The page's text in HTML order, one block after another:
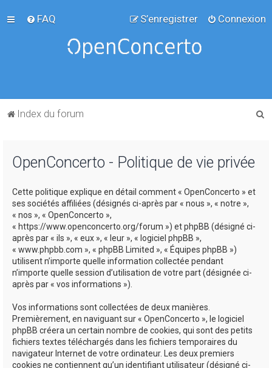
FAQ Connexion
S’enregistrer
Index du forum
OpenConcerto - Politique de vie privée
Cette politique explique en détail comment « OpenConcerto » et
ses sociétés affiliées (désignés ci-après par « nous », « notre »,
« nos », « OpenConcerto »,
« https://www.openconcerto.org/forum ») et phpBB (désigné ci-
après par « ils », « eux », « leur », « logiciel phpBB »,
« www.phpbb.com », « phpBB Limited », « Équipes phpBB »)
utilisent n’importe quelle information collectée pendant
n’importe quelle session d’utilisation de votre part (désignée ci-
après par « vos informations »).
Vos informations sont collectées de deux manières.
Premièrement, en naviguant sur « OpenConcerto », le logiciel
phpBB créera un certain nombre de cookies, qui sont des petits
fichiers textes téléchargés dans les fichiers temporaires du
navigateur Internet de votre ordinateur. Les deux premiers
cookies ne contiennent qu’un identifiant utilisateur (désigné ci-